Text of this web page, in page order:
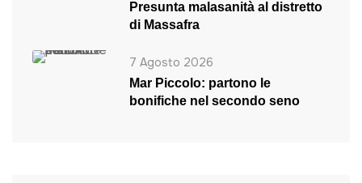
Presunta malasanità al distretto
di Massafra
7 Agosto 2026
Mar Piccolo: partono le
bonifiche nel secondo seno